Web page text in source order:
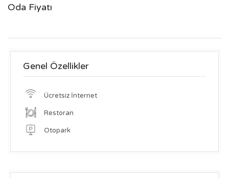
Oda Fiyatı
Genel Özellikler
Ücretsiz İnternet
Restoran
Otopark